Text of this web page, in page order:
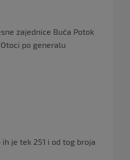
zajednice Buća Potok
po generalu
je tek 251 i od tog broja